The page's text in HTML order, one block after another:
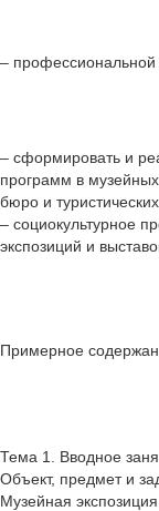
– профессиональной
– сформировать и
программ в
бюро и
– социокультурное
экспозиций и
Примерное
Тема 1. Вводное
Объект, предмет и
Музейная